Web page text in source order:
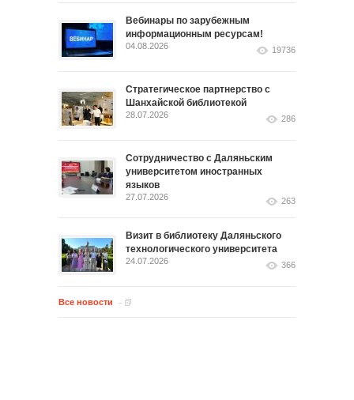
Вебинары по зарубежным
информационным ресурсам!
04.08.2026 19736
Стратегическое партнерство с
Шанхайской библиотекой
28.07.2026 286
Сотрудничество с Даляньским
университетом иностранных
языков
27.07.2026 263
Визит в библиотеку Даляньского
технологического университета
24.07.2026 366
Все новости